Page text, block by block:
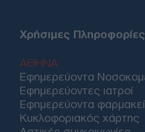
Χρήσιμες Πληροφορίες
ΑΘΗΝΑ
Εφημερεύοντα
Εφημερεύοντες ιατροί
Εφημερεύοντα
Κυκλοφοριακός χάρτης